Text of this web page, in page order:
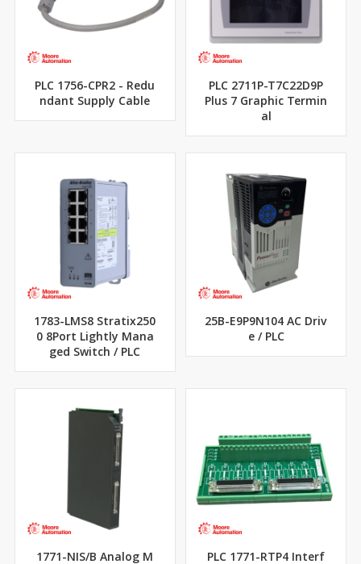
PLC 1756-CPR2 - Redu
ndant Supply Cable
PLC 2711P-T7C22D9P
Plus 7 Graphic Termin
al
1783-LMS8 Stratix250
0 8Port Lightly Mana
ged Switch / PLC
25B-E9P9N104 AC Driv
e / PLC
1771-NIS/B Analog M
PLC 1771-RTP4 Interf